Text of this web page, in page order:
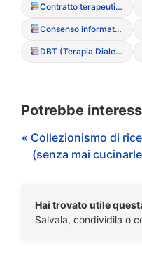
Contratto terapeutico
Consenso informato (particolarit? nei minori)
DBT (Terapia Dialettico Comportamentale)
Potrebbe
« Collezionismo di
(senza mai
Hai trovato utile
Salvala, condividila o